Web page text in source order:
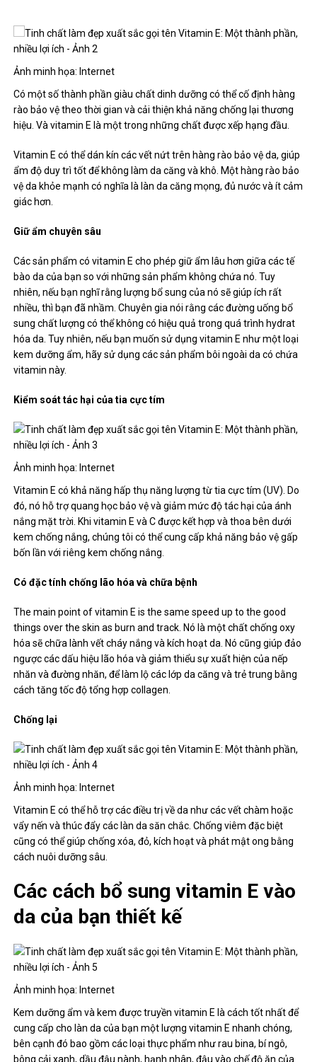
Ảnh minh họa: Internet
Có một số thành phần giàu chất dinh dưỡng có thể cố định hàng
rào bảo vệ theo thời gian và cải thiện khả năng chống lại thương
hiệu. Và vitamin E là một trong những chất được xếp hạng đầu.
Vitamin E có thể dán kín các vết nứt trên hàng rào bảo vệ da, giúp
ẩm độ duy trì tốt để không làm da căng và khô. Một hàng rào bảo
vệ da khỏe mạnh có nghĩa là làn da căng mọng, đủ nước và ít cảm
giác hơn.
Giữ ẩm chuyên sâu
Các sản phẩm có vitamin E cho phép giữ ẩm lâu hơn giữa các tế
bào da của bạn so với những sản phẩm không chứa nó. Tuy
nhiên, nếu bạn nghĩ rằng lượng bổ sung của nó sẽ giúp ích rất
nhiều, thì bạn đã nhầm. Chuyên gia nói rằng các đường uống bổ
sung chất lượng có thể không có hiệu quả trong quá trình hydrat
hóa da. Tuy nhiên, nếu bạn muốn sử dụng vitamin E như một loại
kem dưỡng ẩm, hãy sử dụng các sản phẩm bôi ngoài da có chứa
vitamin này.
Kiểm soát tác hại của tia cực tím
Ảnh minh họa: Internet
Vitamin E có khả năng hấp thụ năng lượng từ tia cực tím (UV). Do
đó, nó hỗ trợ quang học bảo vệ và giảm mức độ tác hại của ánh
nắng mặt trời. Khi vitamin E và C được kết hợp và thoa bên dưới
kem chống nắng, chúng tôi có thể cung cấp khả năng bảo vệ gấp
bốn lần với riêng kem chống nắng.
Có đặc tính chống lão hóa và chữa bệnh
The main point of vitamin E is the same speed up to the good
things over the skin as burn and track. Nó là một chất chống oxy
hóa sẽ chữa lành vết cháy nắng và kích hoạt da. Nó cũng giúp đảo
ngược các dấu hiệu lão hóa và giảm thiểu sự xuất hiện của nếp
nhăn và đường nhăn, để làm lộ các lớp da căng và trẻ trung bằng
cách tăng tốc độ tổng hợp collagen.
Chống lại
Ảnh minh họa: Internet
Vitamin E có thể hỗ trợ các điều trị về da như các vết chàm hoặc
vẩy nến và thúc đẩy các làn da săn chắc. Chống viêm đặc biệt
cũng có thể giúp chống xóa, đỏ, kích hoạt và phát mật ong bằng
cách nuôi dưỡng sâu.
Các cách bổ sung vitamin E vào
da của bạn thiết kế
Ảnh minh họa: Internet
Kem dưỡng ẩm và kem được truyền vitamin E là cách tốt nhất để
cung cấp cho làn da của bạn một lượng vitamin E nhanh chóng,
bên cạnh đó bao gồm các loại thực phẩm như rau bina, bí ngô,
bông cải xanh, dầu đậu nành, hạnh nhân, đậu vào chế độ ăn của